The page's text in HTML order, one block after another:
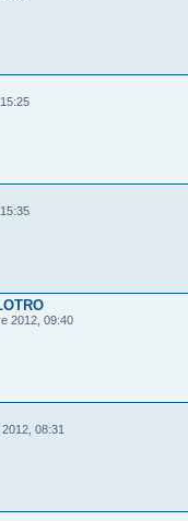
2012, 09:40
08:31